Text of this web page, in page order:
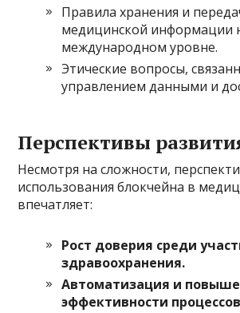
Правила хранения и
медицинской информации
международном уровне.
Этические вопросы,
управлением данными и
Перспективы
Несмотря на сложности,
использования блокчейна в
впечатляет:
Рост доверия среди
здравоохранения.
Автоматизация и
эффективности